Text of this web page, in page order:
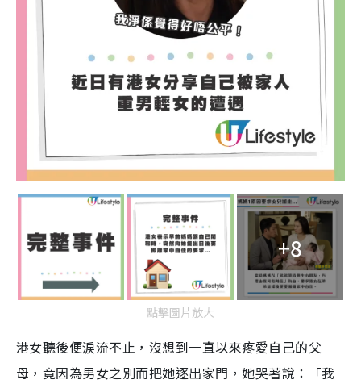
+8
點擊圖片放大
港女聽後便淚流不止，沒想到一直以來疼愛自己的父
母，竟因為男女之別而把她逐出家門，她哭著說：「我